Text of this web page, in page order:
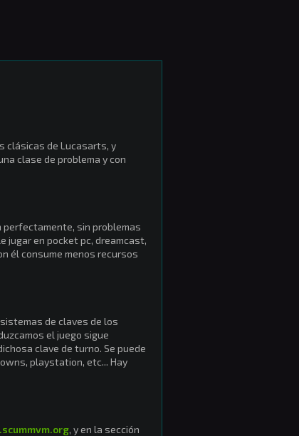
clásicas de Lucasarts, y
clase de problema y con
perfectamente, sin problemas
jugar en pocket pc, dreamcast,
él consume menos recursos
de claves de los
el juego sigue
clave de turno. Se puede
playstation, etc... Hay
, y en la sección